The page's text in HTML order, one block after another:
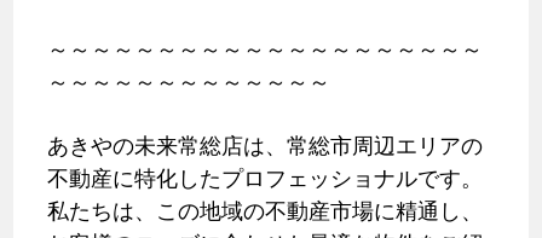
～～～～～～～～～～～～～～～～～～～～
～～～～～～～～～～～～～
あきやの未来常総店は、常総市周辺エリアの
不動産に特化したプロフェッショナルです。
私たちは、この地域の不動産市場に精通し、